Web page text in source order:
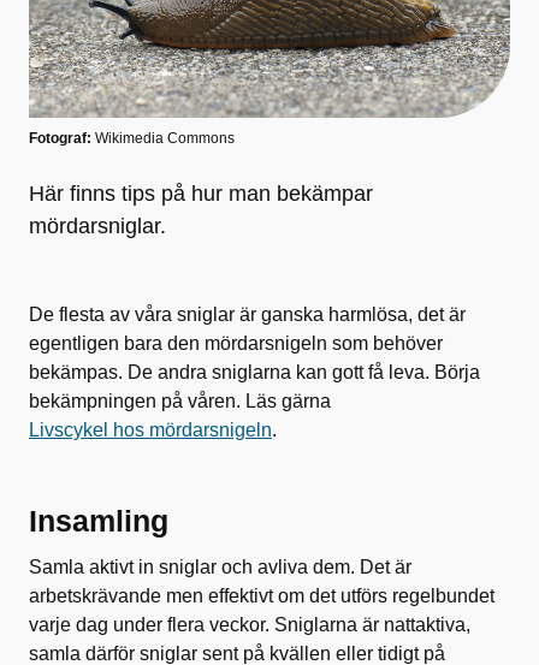
Fotograf: Wikimedia Commons
Här finns tips på hur man bekämpar
mördarsniglar.
De flesta av våra sniglar är ganska harmlösa, det är
egentligen bara den mördarsnigeln som behöver
bekämpas. De andra sniglarna kan gott få leva. Börja
bekämpningen på våren. Läs gärna
Livscykel hos mördarsnigeln.
Insamling
Samla aktivt in sniglar och avliva dem. Det är
arbetskrävande men effektivt om det utförs regelbundet
varje dag under flera veckor. Sniglarna är nattaktiva,
samla därför sniglar sent på kvällen eller tidigt på